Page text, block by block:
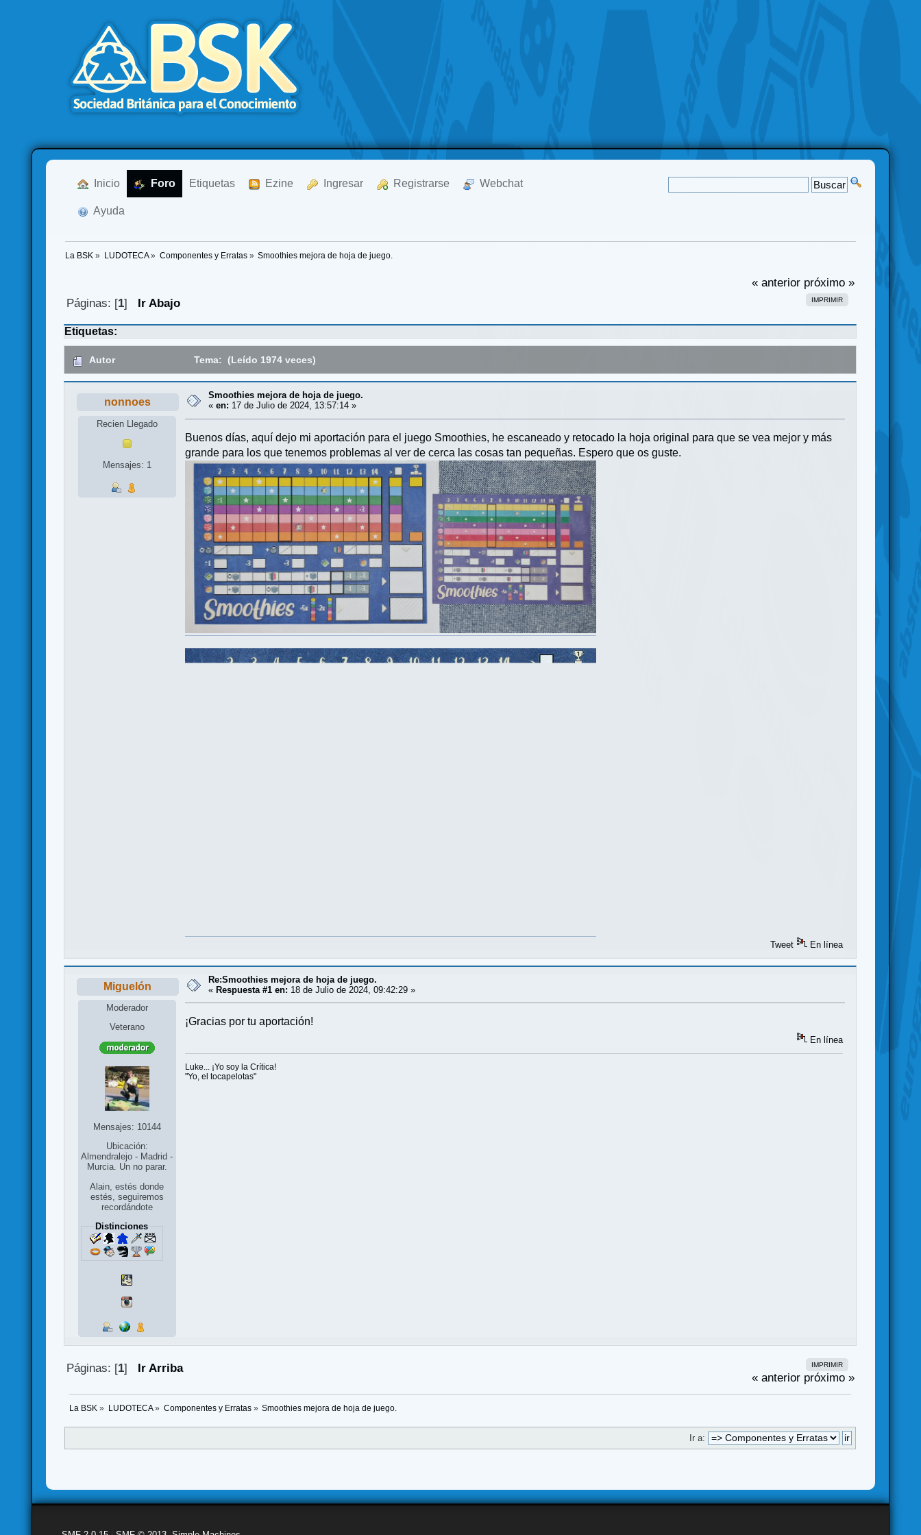
Inicio Foro Etiquetas Ezine Ingresar Registrarse Webchat
Ayuda
La BSK » LUDOTECA» Componentes y Erratas» Smoothies mejora de hoja de juego.
« anterior próximo »
IMPRIMIR
Páginas: [1] Ir Abajo
Etiquetas:
Autor Tema: (Leído 1974 veces)
nonnoes
Recien Llegado
Mensajes: 1
Smoothies mejora de hoja de juego.
«en: 17 de Julio de 2024, 13:57:14 »
Buenos días, aquí dejo mi aportación para el juego Smoothies, he escaneado y retocado la hoja original para que se vea mejor y más
grande para los que tenemos problemas al ver de cerca las cosas tan pequeñas. Espero que os guste.
Tweet En línea
Miguelón
Moderador
Veterano
Mensajes: 10144
Ubicación:
Almendralejo - Madrid -
Murcia. Un no parar.
Alain, estés donde
estés, seguiremos
recordándote
Distinciones
Re:Smoothies mejora de hoja de juego.
«Respuesta #1 en: 18 de Julio de 2024, 09:42:29 »
¡Gracias por tu aportación!
En línea
Luke... ¡Yo soy la Crítica!
"Yo, el tocapelotas"
IMPRIMIR
Páginas: [1] Ir Arriba
« anterior próximo »
La BSK » LUDOTECA» Componentes y Erratas» Smoothies mejora de hoja de juego.
Ir a: